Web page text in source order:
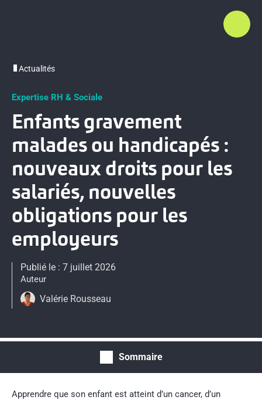
Actualités
Expertise RH & Sociale
Enfants gravement
malades ou handicapés :
nouveaux droits pour les
salariés, nouvelles
obligations pour les
employeurs
Publié le : 7 juillet 2026
Auteur
Valérie Rousseau
Sommaire
Apprendre que son enfant est atteint d’un cancer, d’un